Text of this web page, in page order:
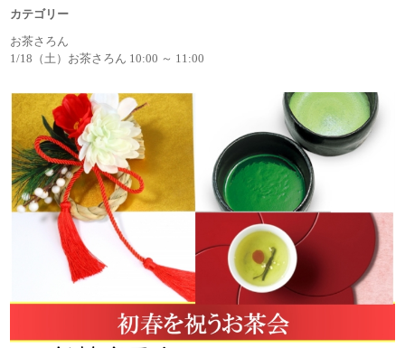
カテゴリー
お茶さろん
1/18（土）お茶さろん 10:00 ～ 11:00